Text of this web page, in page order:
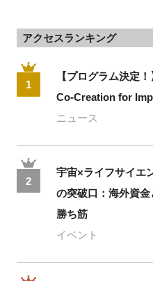
アクセスランキング
1
【プログラム決定
Co-Creation for
ニュース
2
宇宙×ライフサイエ
の突破口：海外資
勝ち筋
イベント